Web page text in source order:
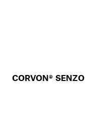
CORVON® SENZO